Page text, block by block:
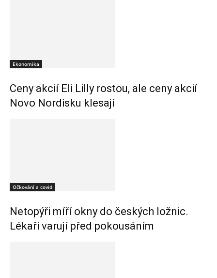
Ekonomika
Ceny akcií Eli Lilly rostou, ale ceny akcií
Novo Nordisku klesají
Očkování a covid
Netopýři míří okny do českých ložnic.
Lékaři varují před pokousáním